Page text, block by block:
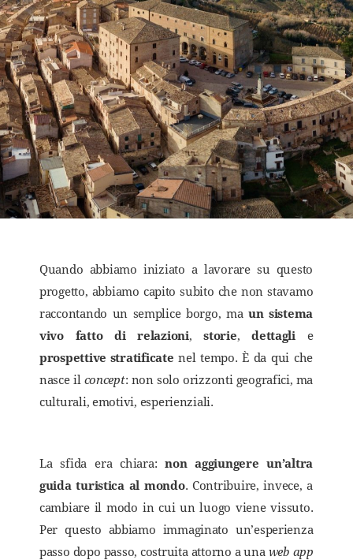
Quando abbiamo iniziato a lavorare su questo
progetto, abbiamo capito subito che non stavamo
raccontando un semplice borgo, ma un sistema
vivo fatto di relazioni,storie,dettagli e
prospettive stratificate nel tempo. È da qui che
nasce il concept: non solo orizzonti geografici, ma
culturali, emotivi, esperienziali.
La sfida era chiara:non aggiungere un’altra
guida turistica al mondo. Contribuire, invece, a
cambiare il modo in cui un luogo viene vissuto.
Per questo abbiamo immaginato un’esperienza
passo dopo passo, costruita attorno a una web app